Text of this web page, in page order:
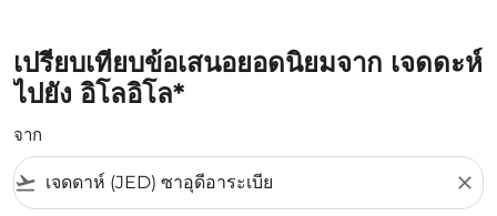
เปรียบเทียบข้อเสนอยอดนิยมจาก เจดดะห์
ไปยัง อิโลอิโล*
จาก
flight_takeoff close